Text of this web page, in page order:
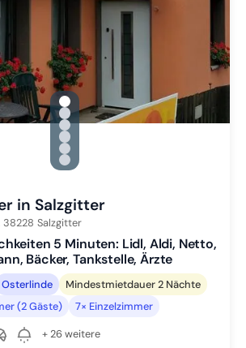
gallery.slide_selector
Zu Slide 1 wechseln
Zu Slide 2 wechseln
Zu Slide 3 wechseln
Zu Slide 4 wechseln
Zu Slide 5 wechseln
Zu Slide 6 wechseln
in Salzgitter
38228 Salzgitter
5 Minuten: Lidl, Aldi, Netto,
Bäcker, Tankstelle, Ärzte
Osterlinde
Mindestmietdauer 2 Nächte
(2 Gäste)
7× Einzelzimmer
+ 26 weitere